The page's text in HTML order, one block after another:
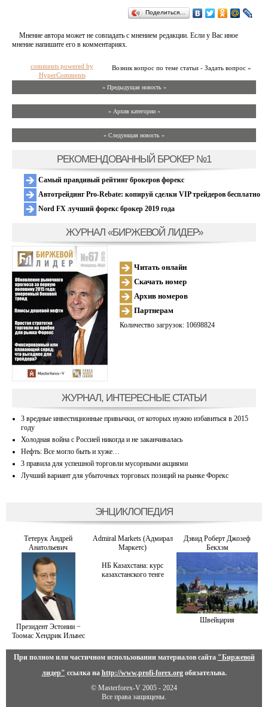
Поделиться…
Мнение автора может не совпадать с мнением редакции. Если у Вас иное
мнение напишите его в комментариях.
Возник вопрос по теме статьи - Задать вопрос »
comments powered by
HyperComments
« Предыдущая новость «
» Архив категории «
» Следующая новость »
РЕКОМЕНДОВАННЫЙ БРОКЕР №1
Самый правдивый рейтинг брокеров форекс
Автотрейдинг Pro-Rebate: копируй сделки VIP трейдеров бесплатно
Nord FX лучший форекс брокер 2019 года
ЖУРНАЛ «БИРЖЕВОЙ ЛИДЕР»
Читать онлайн
Скачать номер
Архив номеров
Партнерам
Количество загрузок: 10698824
ЖУРНАЛ, ИНТЕРЕСНЫЕ СТАТЬИ
3 вредные инвестиционные привычки, от которых нужно избавиться в 2015
году
Холодная война с Россией никогда и не заканчивалась
Нефть: Все могло быть и хуже…
3 правила для успешной торговли мусорными акциями
Лучший вариант для убыточных торговых позиций на рынке Форекс
ЭНЦИКЛОПЕДИЯ
Тетерук Андрей
Анатольевич
Admiral Markets (Адмирал
Маркетс)
Дэвид Роберт Джозеф
Бекхэм
Президент Эстонии −
Тоомас Хендрик Ильвес
НБ Казахстана: курс
казахстанского тенге
Швейцария
При полном или частичном использовании материалов сайта "Биржевой
лидер" ссылка на http://www.profi-forex.orgобязательна.
© Masterforex-V 2005 - 2024
Все права защищены.